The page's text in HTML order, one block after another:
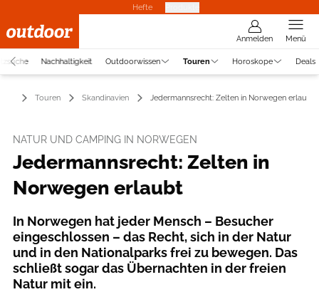
Hefte
Anmelden Menü
Nachhaltigkeit Outdoorwissen Touren Horoskope Deals
Touren Skandinavien Jedermannsrecht: Zelten in Norwegen erlaubt
NATUR UND CAMPING IN NORWEGEN
Jedermannsrecht: Zelten in
Norwegen erlaubt
In Norwegen hat jeder Mensch – Besucher
eingeschlossen – das Recht, sich in der Natur
und in den Nationalparks frei zu bewegen. Das
schließt sogar das Übernachten in der freien
Natur mit ein.